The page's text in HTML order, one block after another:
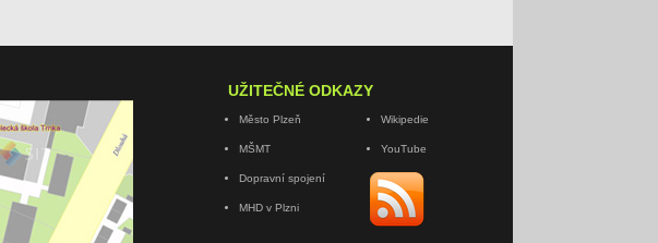
UŽITEČNÉ ODKAZY
Město Plzeň
MŠMT
Dopravní spojení
MHD v Plzni
Wikipedie
YouTube